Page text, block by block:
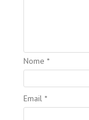
Nome *
Email *